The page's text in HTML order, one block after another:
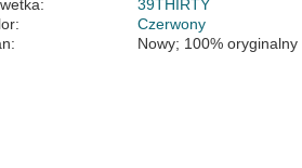
39THIRTY
Czerwony
Nowy; 100% oryginalny